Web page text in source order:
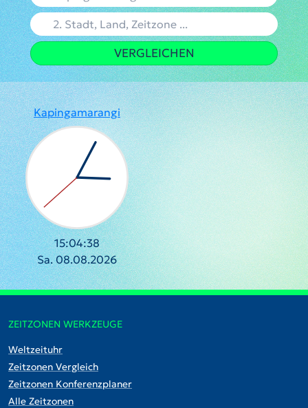
VERGLEICHEN
Kapingamarangi
15:04:39
Sa. 08.08.2026
ZEITZONEN WERKZEUGE
Weltzeituhr
Zeitzonen Vergleich
Zeitzonen Konferenzplaner
Alle Zeitzonen